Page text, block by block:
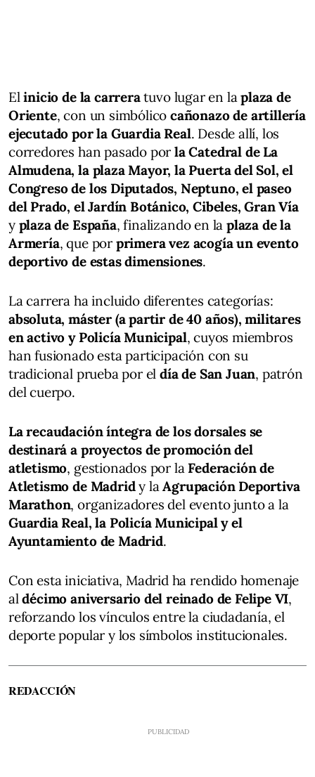
Elinicio de la carreratuvo lugar en laplaza de
Oriente, con un simbólicocañonazo de artillería
ejecutado por la Guardia Real. Desde allí, los
corredores han pasado porla Catedral de La
Almudena, la plaza Mayor, la Puerta del Sol, el
Congreso de los Diputados, Neptuno, el paseo
del Prado, el Jardín Botánico, Cibeles, Gran Vía
y plaza de España, finalizando en la plaza de la
Armería, que por primera vez acogía un evento
deportivo de estas dimensiones.
La carrera ha incluido diferentes categorías:
absoluta, máster (a partir de 40 años), militares
en activo y Policía Municipal, cuyos miembros
han fusionado esta participación con su
tradicional prueba por eldía de San Juan, patrón
del cuerpo.
La recaudación íntegra de los dorsales se
destinará a proyectos de promoción del
atletismo, gestionados por la Federación de
Atletismo de Madridy laAgrupación Deportiva
Marathon, organizadores del evento junto a la
Guardia Real, la Policía Municipal y el
Ayuntamiento de Madrid.
Con esta iniciativa, Madrid ha rendido homenaje
aldécimo aniversario del reinado de Felipe VI,
reforzando los vínculos entre la ciudadanía, el
deporte popular y los símbolos institucionales.
REDACCIÓN